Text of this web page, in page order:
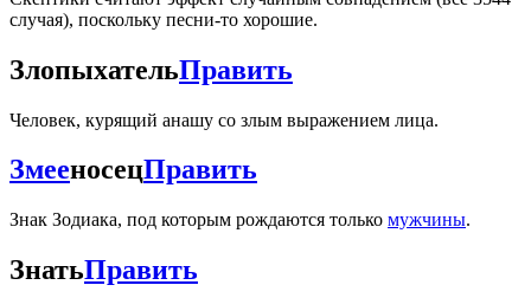
случая), поскольку песни-то хорошие.
ЗлопыхательПравить
Человек, курящий анашу со злым выражением лица.
ЗмееносецПравить
Знак Зодиака, под которым рождаются только мужчины.
ЗнатьПравить